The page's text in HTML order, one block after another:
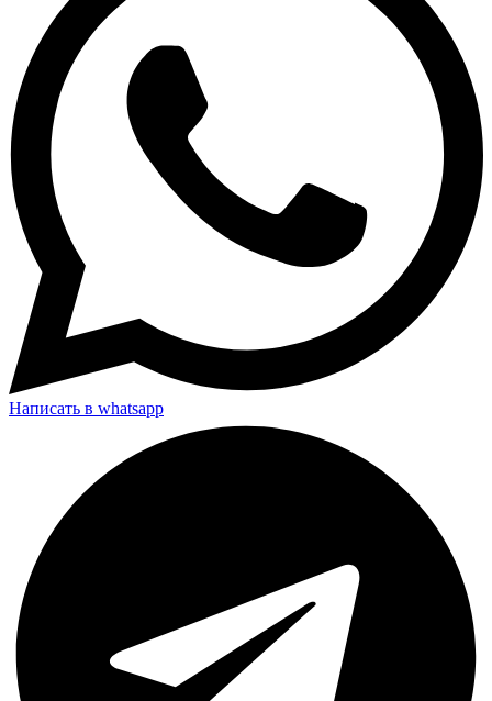
Написать в whatsapp